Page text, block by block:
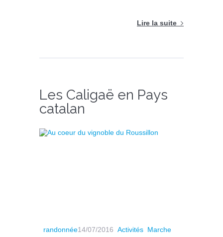
Lire la suite
Les Caligaë en Pays
catalan
randonnée14/07/2016 Activités Marche